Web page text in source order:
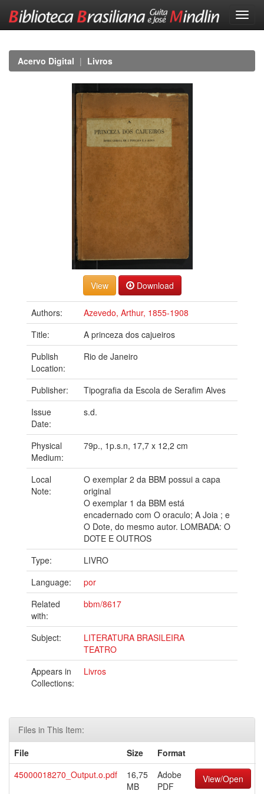
navigationAcervo Digital Livros
Download
Authors:
Azevedo, Arthur, 1855-1908
Title:
A princeza dos cajueiros
Publish
Location:
Rio de Janeiro
Publisher:
Tipografia da Escola de Serafim Alves
Issue
Date:
s.d.
Physical
Medium:
79p., 1p.s.n, 17,7 x 12,2 cm
Local
Note:
O exemplar 2 da BBM possui a capa
original
O exemplar 1 da BBM está
encadernado com O oraculo; A Joia ; e
O Dote, do mesmo autor. LOMBADA: O
DOTE E OUTROS
Type:
LIVRO
Language:
por
Related
with:
bbm/8617
Subject:
LITERATURA BRASILEIRA
TEATRO
Appears in
Collections:
Livros
Files in This Item:
File
Size
Format
45000018270_Output.o.pdf
16,75
MB
Adobe
PDF
View/Open